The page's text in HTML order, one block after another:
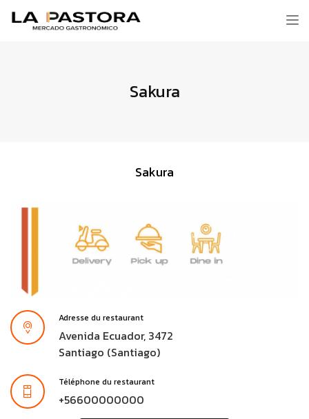
Sakura
Sakura
Adresse du restaurant
Avenida Ecuador, 3472
Santiago (Santiago)
Téléphone du restaurant
+56600000000